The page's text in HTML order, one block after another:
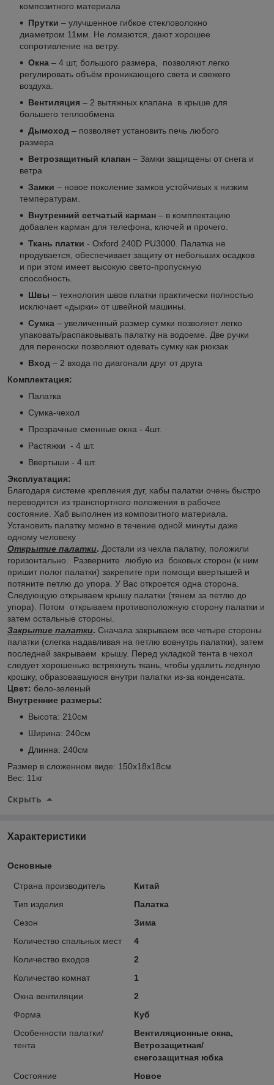
композитного материала
Прутки – улучшенное гибкое стекловолокно
диаметром 11мм. Не ломаются, дают хорошее
сопротивление на ветру.
Окна – 4 шт, большого размера, позволяют легко
регулировать объём проникающего света и свежего
воздуха.
Вентиляция – 2 вытяжных клапана в крыше для
большего теплообмена
Дымоход – позволяет установить печь любого
размера
Ветрозащитный клапан – Замки защищены от снега и
ветра
Замки – новое поколение замков устойчивых к низким
температурам.
Внутренний сетчатый карман – в комплектацию
добавлен карман для телефона, ключей и прочего.
Ткань платки - Oxford 240D PU3000. Палатка не
продувается, обеспечивает защиту от небольших осадков
и при этом имеет высокую свето-пропускную
способность.
Швы – технология швов платки практически полностью
исключает «дырки» от швейной машины.
Сумка – увеличенный размер сумки позволяет легко
упаковать/распаковывать палатку на водоеме. Две ручки
для переноски позволяют одевать сумку как рюкзак
Вход – 2 входа по диагонали друг от друга
Комплектация:
Палатка
Сумка-чехол
Прозрачные сменные окна - 4шт.
Растяжки - 4 шт.
Ввертыши - 4 шт.
Эксплуатация:
Благодаря системе крепления дуг, хабы палатки очень быстро
переводятся из транспортного положения в рабочее
состояние. Хаб выполнен из композитного материала.
Установить палатку можно в течение одной минуты даже
одному человеку
Открытие палатки. Достали из чехла палатку, положили
горизонтально. Разверните любую из боковых сторон (к ним
пришит полог палатки) закрепите при помощи ввертышей и
потяните петлю до упора. У Вас откроется одна сторона.
Следующую открываем крышу палатки (тянем за петлю до
упора). Потом открываем противоположную сторону палатки и
затем остальные стороны.
Закрытие палатки. Сначала закрываем все четыре стороны
палатки (слегка надавливая на петлю вовнутрь палатки), затем
последней закрываем крышу. Перед укладкой тента в чехол
следует хорошенько встряхнуть ткань, чтобы удалить ледяную
крошку, образовавшуюся внутри палатки из-за конденсата.
Цвет: бело-зеленый
Внутренние размеры:
Высота: 210см
Ширина: 240см
Длинна: 240см
Размер в сложенном виде: 150х18х18см
Вес: 11кг
Скрыть
Характеристики
Основные
Страна производитель
Китай
Тип изделия
Палатка
Сезон
Зима
Количество спальных мест
4
Количество входов
2
Количество комнат
1
Окна вентиляции
2
Форма
Куб
Особенности палатки/
тента
Вентиляционные окна,
Ветрозащитная/
снегозащитная юбка
Состояние
Новое